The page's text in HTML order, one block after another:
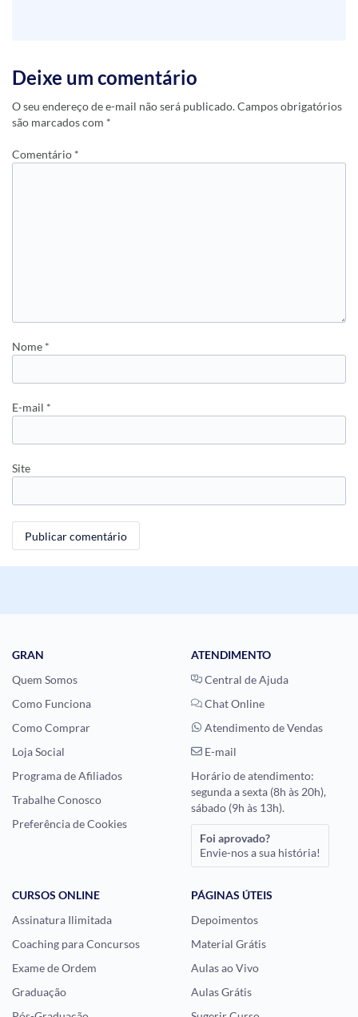
Deixe um comentário
O seu endereço de e-mail não será publicado.Campos obrigatórios
são marcados com *
Comentário *
Nome *
E-mail *
Site
GRAN
Quem Somos
Como Funciona
Como Comprar
Loja Social
Programa de Afiliados
Trabalhe Conosco
Preferência de Cookies
ATENDIMENTO
Central de Ajuda
Chat Online
Atendimento de Vendas
E-mail
Horário de atendimento:
segunda a sexta (8h às 20h),
sábado (9h às 13h).
Foi aprovado?
Envie-nos a sua história!
CURSOS ONLINE
Assinatura Ilimitada
Coaching para Concursos
Exame de Ordem
Graduação
PÁGINAS ÚTEIS
Depoimentos
Material Grátis
Aulas ao Vivo
Aulas Grátis